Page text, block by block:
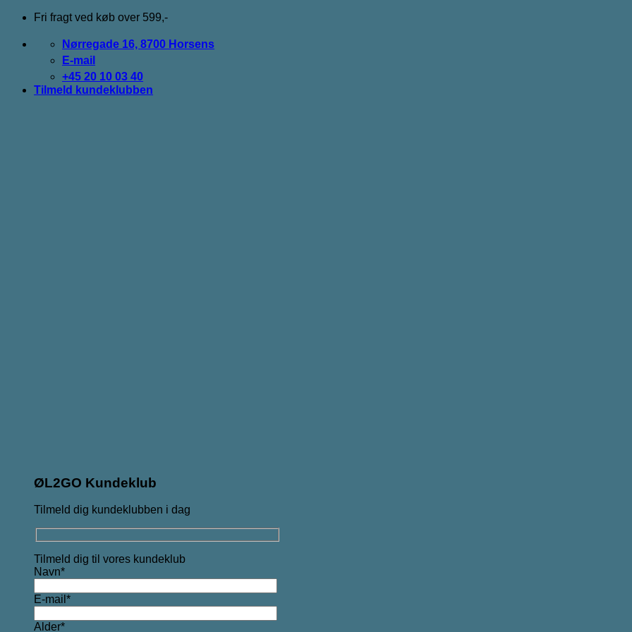
Fortsæt
indhold
Fri fragt ved køb over 599,-
Nørregade 16, 8700 Horsens
E-mail
+45 20 10 03 40
Tilmeld kundeklubben
ØL2GO Kundeklub
Tilmeld dig kundeklubben i dag
Tilmeld dig til vores kundeklub
Navn*
E-mail*
Alder*